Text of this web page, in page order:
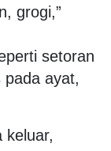
grogi,”
setoran
pada ayat,
keluar,